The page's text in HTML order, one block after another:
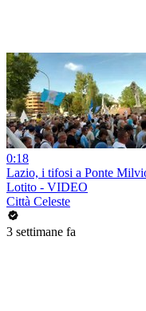
0:18
Lazio, i tifosi a Ponte
Lotito - VIDEO
Città Celeste
3 settimane fa